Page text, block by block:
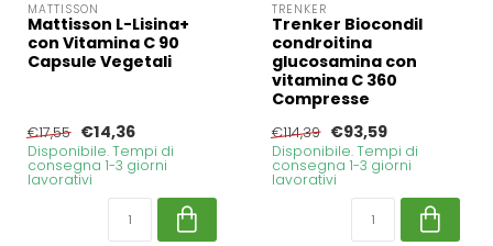
MATTISSON
Mattisson L-Lisina+
con Vitamina C 90
Capsule Vegetali
€17,55 €14,36
Disponibile. Tempi di
consegna 1-3 giorni
lavorativi
TRENKER
Trenker Biocondil
condroitina
glucosamina con
vitamina C 360
Compresse
€114,39 €93,59
Disponibile. Tempi di
consegna 1-3 giorni
lavorativi